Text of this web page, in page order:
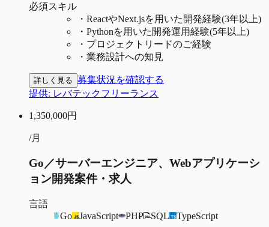
必須スキル
・ ReactやNext.jsを用いた開発経験(3年以上)
・ Pythonを用いた開発運用経験(5年以上)
・ プロジェクトリードのご経験
・ 業務設計への知見
詳しく見る 募集状況を確認する
提供: レバテックフリーランス
1,350,000円
/月
Go／サーバーエンジニア、Webアプリケーシ
ョン開発案件・求人
言語
Go
JavaScript PHP SQL TypeScript